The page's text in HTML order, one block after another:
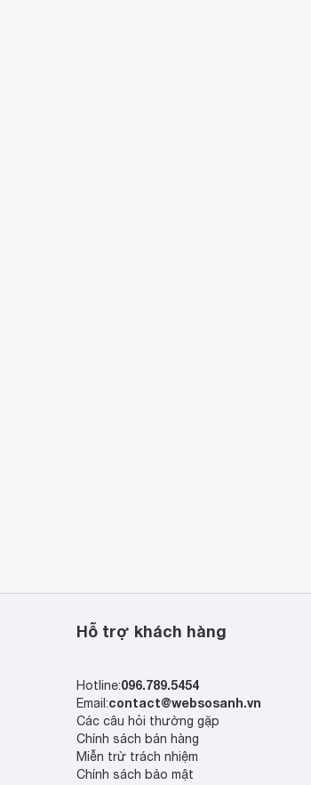
Hỗ trợ khách hàng
Hotline:096.789.5454
Email:contact@websosanh.vn
Các câu hỏi thường gặp
Chính sách bán hàng
Miễn trừ trách nhiệm
Chính sách bảo mật